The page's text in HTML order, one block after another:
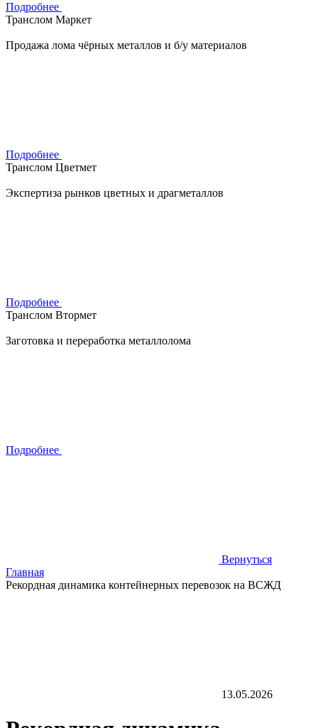
Подробнее
Транслом Маркет
Продажа лома чёрных металлов и б/у материалов
Подробнее
Транслом Цветмет
Экспертиза рынков цветных и драгметаллов
Подробнее
Транслом Втормет
Заготовка и переработка металлолома
Подробнее
Вернуться
Главная
Рекордная динамика контейнерных перевозок на ВСЖД
13.05.2026